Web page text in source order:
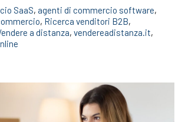
SaaS, agenti di commercio software,
, Ricerca venditori B2B,
a distanza, vendereadistanza.it,